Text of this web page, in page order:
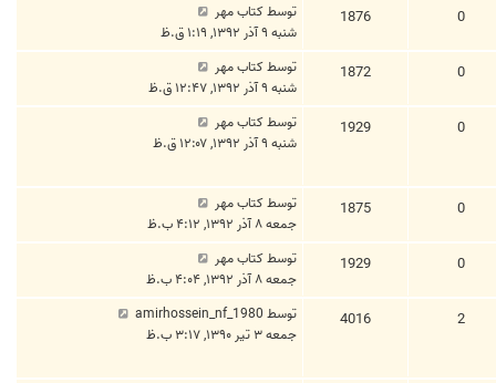
0
1876 توسطکتاب مهر
شنبه ۹ آذر ۱۳۹۲, ۱:۱۹ ق.ظ
0
1872 توسطکتاب مهر
شنبه ۹ آذر ۱۳۹۲, ۱۲:۴۷ ق.ظ
0
1929 توسطکتاب مهر
شنبه ۹ آذر ۱۳۹۲, ۱۲:۰۷ ق.ظ
0
1875 توسطکتاب مهر
جمعه ۸ آذر ۱۳۹۲, ۴:۱۲ ب.ظ
0
1929 توسطکتاب مهر
جمعه ۸ آذر ۱۳۹۲, ۴:۰۴ ب.ظ
2
4016 توسط amirhossein_nf_1980
جمعه ۳ تیر ۱۳۹۰, ۳:۱۷ ب.ظ